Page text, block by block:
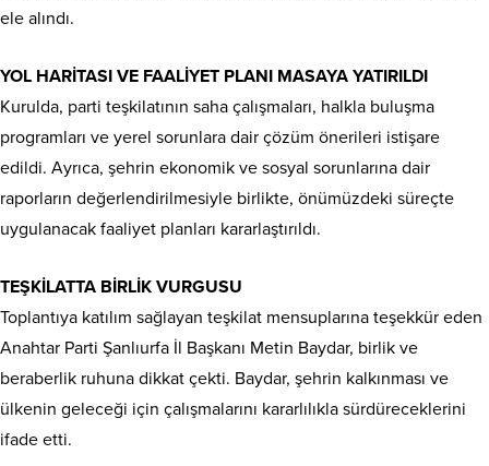
ele alındı.
YOL HARİTASI VE FAALİYET PLANI MASAYA YATIRILDI
Kurulda, parti teşkilatının saha çalışmaları, halkla buluşma
programları ve yerel sorunlara dair çözüm önerileri istişare
edildi. Ayrıca, şehrin ekonomik ve sosyal sorunlarına dair
raporların değerlendirilmesiyle birlikte, önümüzdeki süreçte
uygulanacak faaliyet planları kararlaştırıldı.
TEŞKİLATTA BİRLİK VURGUSU
Toplantıya katılım sağlayan teşkilat mensuplarına teşekkür eden
Anahtar Parti Şanlıurfa İl Başkanı Metin Baydar, birlik ve
beraberlik ruhuna dikkat çekti. Baydar, şehrin kalkınması ve
ülkenin geleceği için çalışmalarını kararlılıkla sürdüreceklerini
ifade etti.